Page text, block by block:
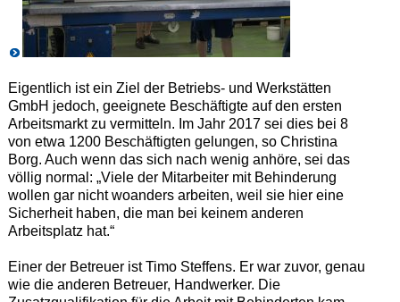
Eigentlich ist ein Ziel der Betriebs- und Werkstätten
GmbH jedoch, geeignete Beschäftigte auf den ersten
Arbeitsmarkt zu vermitteln. Im Jahr 2017 sei dies bei 8
von etwa 1200 Beschäftigten gelungen, so Christina
Borg. Auch wenn das sich nach wenig anhöre, sei das
völlig normal: „Viele der Mitarbeiter mit Behinderung
wollen gar nicht woanders arbeiten, weil sie hier eine
Sicherheit haben, die man bei keinem anderen
Arbeitsplatz hat.“
Einer der Betreuer ist Timo Steffens. Er war zuvor, genau
wie die anderen Betreuer, Handwerker. Die